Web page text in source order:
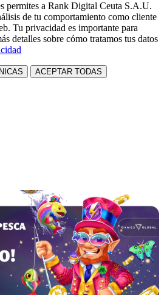
permites a Rank Digital Ceuta S.A.U.
de tu comportamiento como cliente
Tu privacidad es importante para
detalles sobre cómo tratamos tus datos
ACEPTAR TODAS